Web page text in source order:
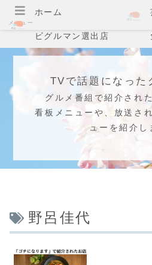
ホーム
ビグルマン選出店
TVで話題になった
グルメ番組で紹介され
看板メニューや、放送さ
ューを紹介し
野呂佳代
メニュー